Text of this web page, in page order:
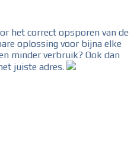
het correct opsporen van de
oplossing voor bijna elke
minder verbruik? Ook dan
juiste adres.